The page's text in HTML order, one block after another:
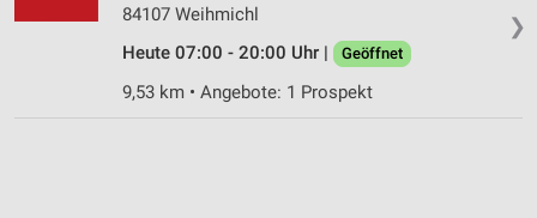
❯
84107 Weihmichl
Heute 07:00 - 20:00 Uhr |
Geöffnet
9,53 km • Angebote: 1 Prospekt